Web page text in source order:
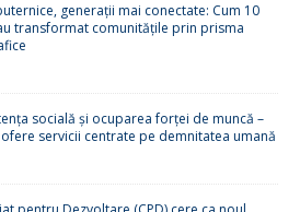
generații mai conectate: Cum 10
transformat comunitățile prin prisma
socială și ocuparea forței de muncă –
servicii centrate pe demnitatea umană